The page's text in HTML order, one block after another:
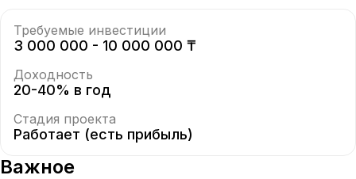
Требуемые инвестиции
3 000 000 - 10 000 000 ₸
Доходность
20-40% в год
Стадия проекта
Работает (есть прибыль)
Важное